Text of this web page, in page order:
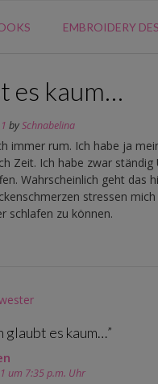
EMBROIDERY
es kaum…
bySchnabelina
immer rum. Ich habe ja
Zeit. Ich habe zwar
Wahrscheinlich geht das
stressen
schlafen zu können.
glaubt es kaum…”
um 7:35 p.m. Uhr